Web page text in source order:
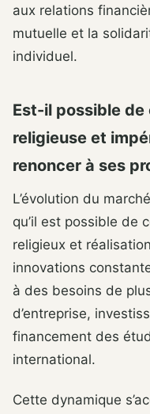
aux relations
mutuelle et la
individuel.
Est-il possible
religieuse et
renoncer à ses
L’évolution du
qu’il est possible de
religieux et
innovations
à des besoins de
d’entreprise,
financement des
international.
Cette dynamique